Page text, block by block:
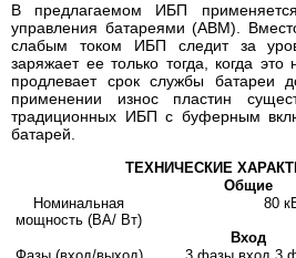
В предлагаемом ИБП
управления батареями (ABM).
слабым током ИБП следит за
заряжает ее только тогда, когда
продлевает срок службы батареи
применении износ пластин
традиционных ИБП с буферным
батарей.
ТЕХНИЧЕСКИЕ
Общие
Номинальная
мощность (ВА/ Вт)
80
Вход